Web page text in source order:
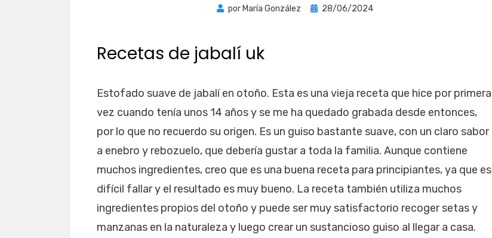
por María González
Publicada
28/06/2024
Recetas de jabalí uk
Estofado suave de jabalí en otoño. Esta es una vieja receta que hice por primera
vez cuando tenía unos 14 años y se me ha quedado grabada desde entonces,
por lo que no recuerdo su origen. Es un guiso bastante suave, con un claro sabor
a enebro y rebozuelo, que debería gustar a toda la familia. Aunque contiene
muchos ingredientes, creo que es una buena receta para principiantes, ya que es
difícil fallar y el resultado es muy bueno. La receta también utiliza muchos
ingredientes propios del otoño y puede ser muy satisfactorio recoger setas y
manzanas en la naturaleza y luego crear un sustancioso guiso al llegar a casa.